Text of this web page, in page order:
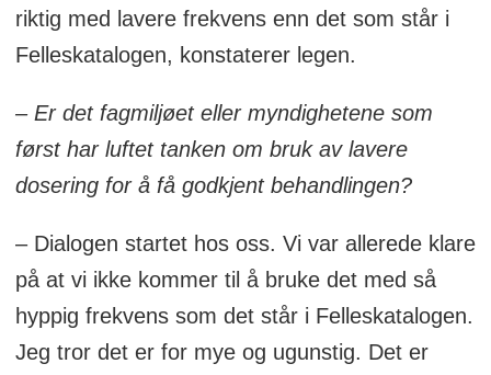
riktig med lavere frekvens enn det som står i
Felleskatalogen, konstaterer legen.
– Er det fagmiljøet eller myndighetene som
først har luftet tanken om bruk av lavere
dosering for å få godkjent behandlingen?
– Dialogen startet hos oss. Vi var allerede klare
på at vi ikke kommer til å bruke det med så
hyppig frekvens som det står i Felleskatalogen.
Jeg tror det er for mye og ugunstig. Det er